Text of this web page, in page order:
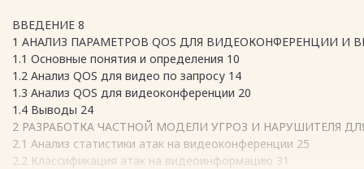
ВВЕДЕНИЕ 8
1 АНАЛИЗ ПАРАМЕТРОВ QOS ДЛЯ ВИДЕОКОНФЕРЕНЦИИ И
1.1 Основные понятия и определения 10
1.2 Анализ QOS для видео по запросу 14
1.3 Анализ QOS для видеоконференции 20
1.4 Выводы 24
2 РАЗРАБОТКА ЧАСТНОЙ МОДЕЛИ УГРОЗ И НАРУШИТЕЛЯ
2.1 Анализ статистики атак на видеоконференции 25
2.2 Классификация атак на видеоинформацию 31